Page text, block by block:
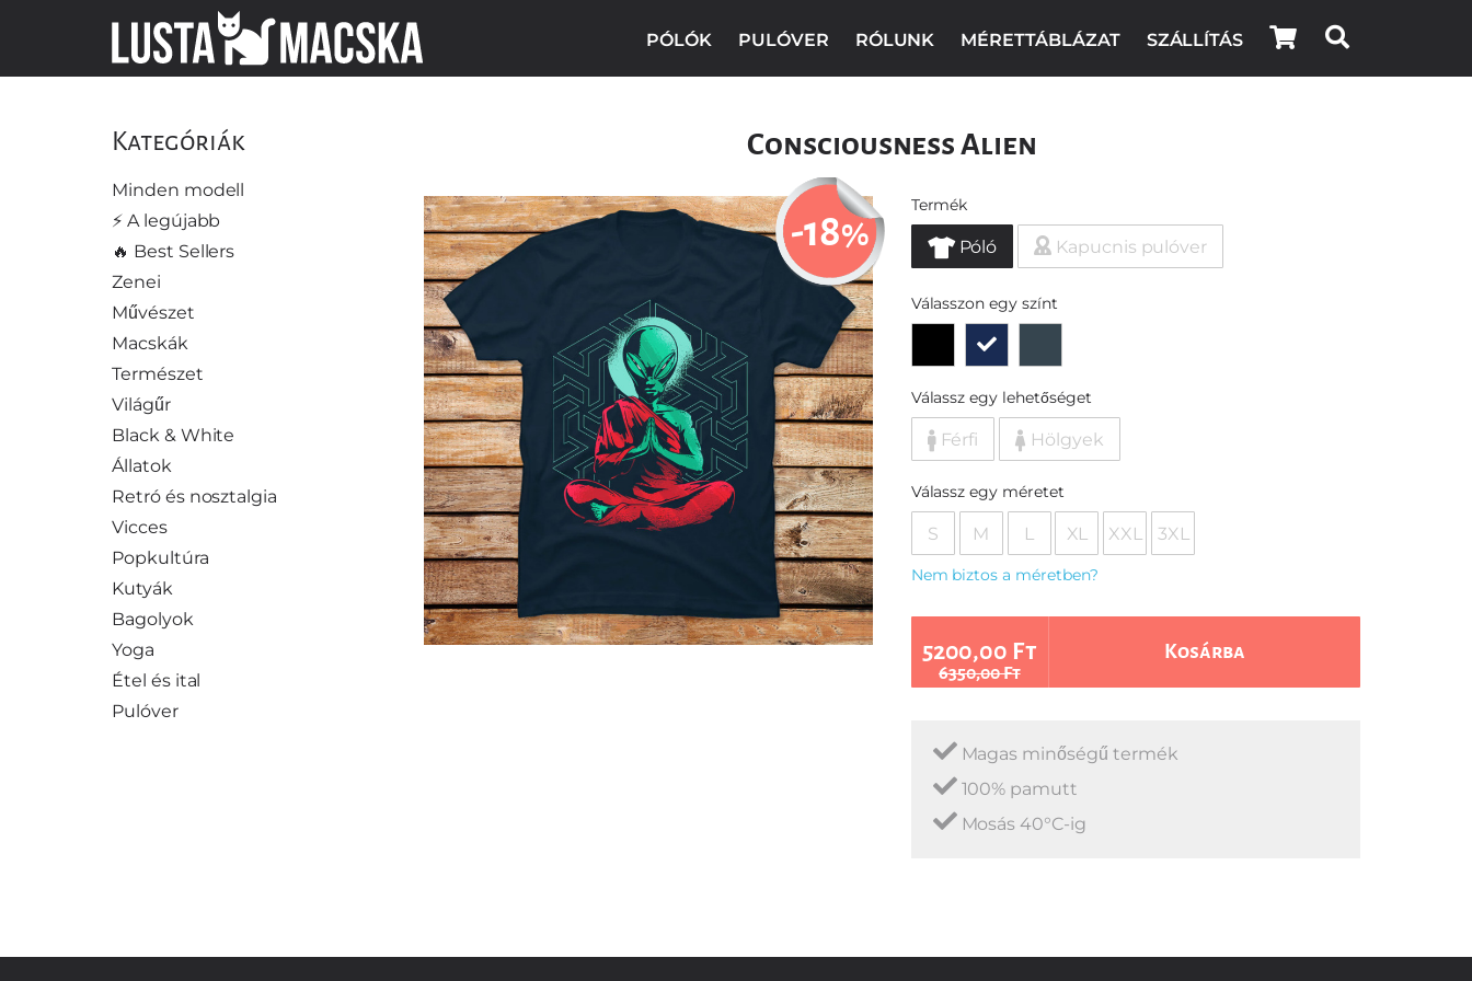
PÓLÓK PULÓVER RÓLUNK MÉRETTÁBLÁZAT SZÁLLÍTÁS
Kategóriák
Minden modell
⚡️ A legújabb
🔥 Best Sellers
Zenei
Művészet
Macskák
Természet
Világűr
Black & White
Állatok
Retró és nosztalgia
Vicces
Popkultúra
Kutyák
Bagolyok
Yoga
Étel és ital
Pulóver
Consciousness Alien
-18%
Termék
Póló Kapucnis pulóver
Válasszon egy színt
Válassz egy lehetőséget
Férfi Hölgyek
Válassz egy méretet
S M L XL XXL 3XL
Nem biztos a méretben?
5200,00 Ft
6350,00 Ft
Kosárba
Magas minőségű termék
100% pamutt
Mosás 40°C-ig